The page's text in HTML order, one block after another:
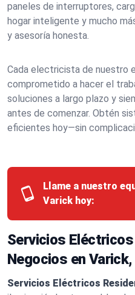
paneles de interruptores,
hogar inteligente y mucho
y asesoría honesta.
Cada electricista de nuestro
comprometido a hacer el
soluciones a largo plazo y
antes de comenzar. Obtén
eficientes hoy—sin
Llame a nuestro
Varick hoy:
Servicios
Negocios en Varick,
Servicios Eléctricos